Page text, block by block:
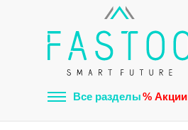
Все разделы% Акции